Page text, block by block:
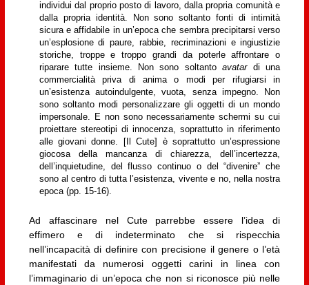
individui dal proprio posto di lavoro, dalla propria comunità e
dalla propria identità. Non sono soltanto fonti di intimità
sicura e affidabile in un’epoca che sembra precipitarsi verso
un’esplosione di paure, rabbie, recriminazioni e ingiustizie
storiche, troppe e troppo grandi da poterle affrontare o
riparare tutte insieme. Non sono soltantoavatardi una
commercialità priva di anima o modi per rifugiarsi in
un’esistenza autoindulgente, vuota, senza impegno. Non
sono soltanto modi personalizzare gli oggetti di un mondo
impersonale. E non sono necessariamente schermi su cui
proiettare stereotipi di innocenza, soprattutto in riferimento
alle giovani donne. [Il Cute] è soprattutto un’espressione
giocosa della mancanza di chiarezza, dell’incertezza,
dell’inquietudine, del flusso continuo o del “divenire” che
sono al centro di tutta l’esistenza, vivente e no, nella nostra
epoca (pp. 15-16).
Ad affascinare nel Cute parrebbe essere l’idea di
effimero e di indeterminato che si rispecchia
nell’incapacità di definire con precisione il genere o l’età
manifestati da numerosi oggetti carini in linea con
l’immaginario di un’epoca che non si riconosce più nelle